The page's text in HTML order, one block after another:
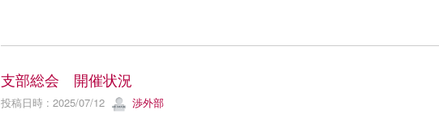
支部総会 開催状況
投稿日時 : 2025/07/12 渉外部